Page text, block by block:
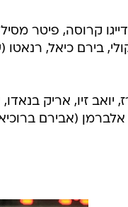
קרוסה, פיטר
זיו, אריק